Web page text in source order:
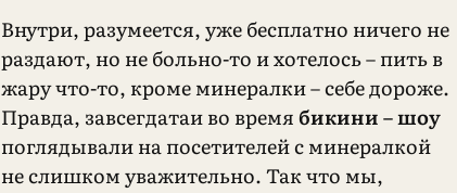
Внутри, разумеется, уже бесплатно ничего не
раздают, но не больно-то и хотелось – пить в
жару что-то, кроме минералки – себе дороже.
Правда, завсегдатаи во времябикини – шоу
поглядывали на посетителей с минералкой
не слишком уважительно. Так что мы,